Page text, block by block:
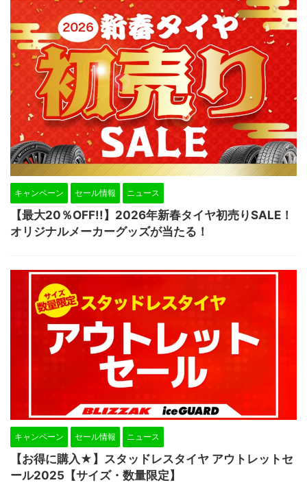
キャンペーン セール情報 ニュース
【最大20％OFF!!】2026年新春タイヤ初売りSALE！
オリジナルメーカーグッズが当たる！
キャンペーン セール情報 ニュース
【お得に購入★】スタッドレスタイヤ アウトレットセ
ール2025【サイズ・数量限定】